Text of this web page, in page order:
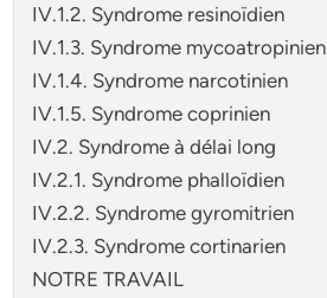
IV.1.2. Syndrome resinoïdien
IV.1.3. Syndrome mycoatropinien
IV.1.4. Syndrome narcotinien
IV.1.5. Syndrome coprinien
IV.2. Syndrome à délai long
IV.2.1. Syndrome phalloïdien
IV.2.2. Syndrome gyromitrien
IV.2.3. Syndrome cortinarien
NOTRE TRAVAIL